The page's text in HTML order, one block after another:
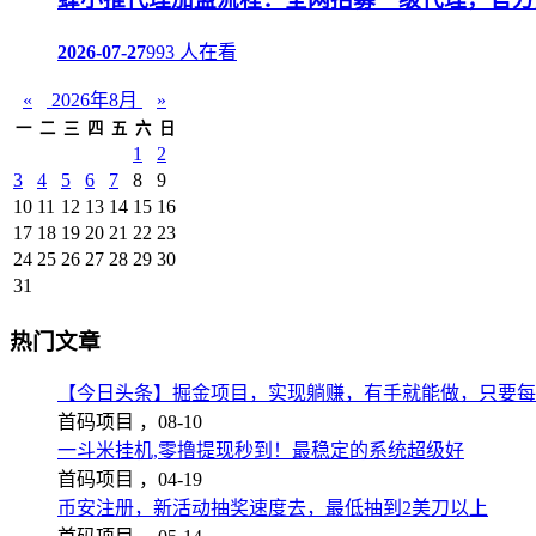
2026-07-27993 人在看
« 2026年8月 »
一 二 三 四 五 六 日
1
2
3
4 5 6 7 8
9
10 11 12 13 14 15 16
17 18 19 20 21 22 23
24 25 26 27 28 29 30
31
热门文章
【今日头条】掘金项目，实现躺赚，有手就能做，只要
首码项目 ， 08-10
一斗米挂机,零撸提现秒到！最稳定的系统超级好
首码项目 ， 04-19
币安注册，新活动抽奖速度去，最低抽到2美刀以上